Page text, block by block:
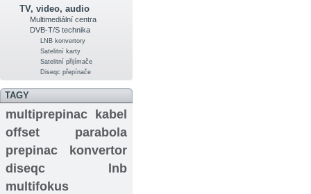
TV, video, audio
Multimediální centra
DVB-T/S technika
LNB konvertory
Satelitní karty
Satelitní přijímače
Diseqc přepínače
TAGY
multiprepinac
kabel
offset
parabola
prepinac
konvertor
diseqc
lnb
multifokus